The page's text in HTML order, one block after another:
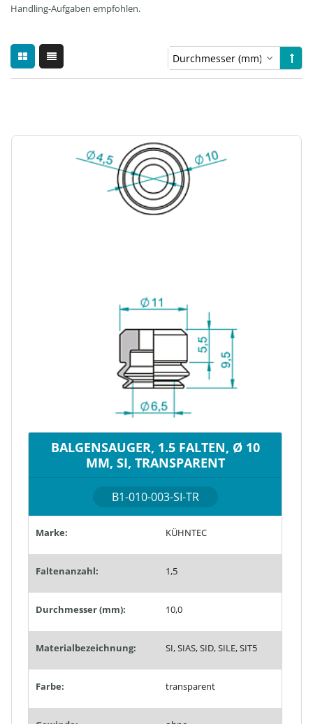
Handling-Aufgaben empfohlen.
BALGENSAUGER, 1.5 FALTEN, Ø 10
MM, SI, TRANSPARENT
B1-010-003-SI-TR
Marke: KÜHNTEC
Faltenanzahl: 1,5
Durchmesser (mm): 10,0
Materialbezeichnung: SI, SIAS, SID, SILE, SIT5
Farbe: transparent